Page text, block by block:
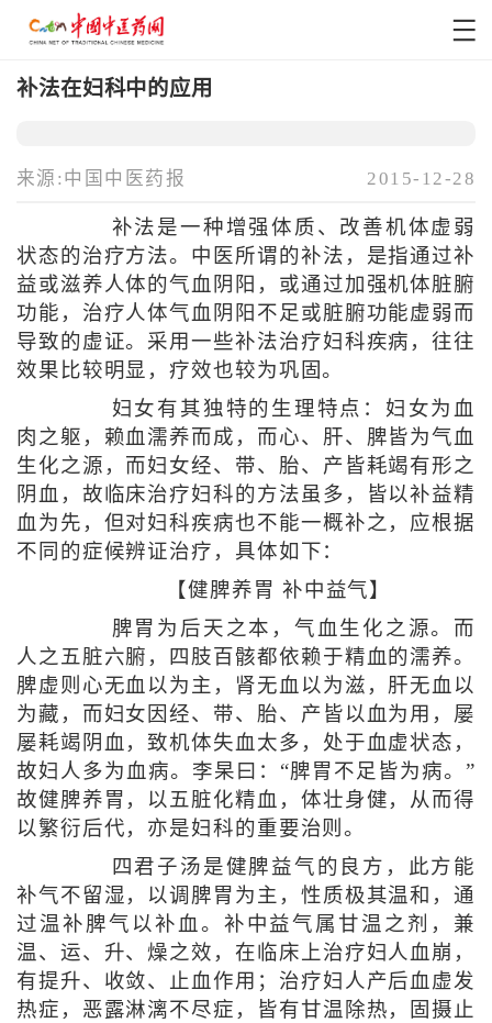
补法在妇科中的应用
来源:中国中医药报 2015-12-28
补法是一种增强体质、改善机体虚弱
状态的治疗方法。中医所谓的补法，是指通过补
益或滋养人体的气血阴阳，或通过加强机体脏腑
功能，治疗人体气血阴阳不足或脏腑功能虚弱而
导致的虚证。采用一些补法治疗妇科疾病，往往
效果比较明显，疗效也较为巩固。
妇女有其独特的生理特点：妇女为血
肉之躯，赖血濡养而成，而心、肝、脾皆为气血
生化之源，而妇女经、带、胎、产皆耗竭有形之
阴血，故临床治疗妇科的方法虽多，皆以补益精
血为先，但对妇科疾病也不能一概补之，应根据
不同的症候辨证治疗，具体如下：
【健脾养胃 补中益气】
脾胃为后天之本，气血生化之源。而
人之五脏六腑，四肢百骸都依赖于精血的濡养。
脾虚则心无血以为主，肾无血以为滋，肝无血以
为藏，而妇女因经、带、胎、产皆以血为用，屡
屡耗竭阴血，致机体失血太多，处于血虚状态，
故妇人多为血病。李杲曰：“脾胃不足皆为病。”
故健脾养胃，以五脏化精血，体壮身健，从而得
以繁衍后代，亦是妇科的重要治则。
四君子汤是健脾益气的良方，此方能
补气不留湿，以调脾胃为主，性质极其温和，通
过温补脾气以补血。补中益气属甘温之剂，兼
温、运、升、燥之效，在临床上治疗妇人血崩，
有提升、收敛、止血作用；治疗妇人产后血虚发
热症，恶露淋漓不尽症，皆有甘温除热，固摄止